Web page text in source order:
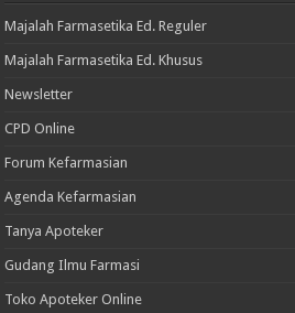
Majalah Farmasetika Ed. Reguler
Majalah Farmasetika Ed. Khusus
Newsletter
CPD Online
Forum Kefarmasian
Agenda Kefarmasian
Tanya Apoteker
Gudang Ilmu Farmasi
Toko Apoteker Online